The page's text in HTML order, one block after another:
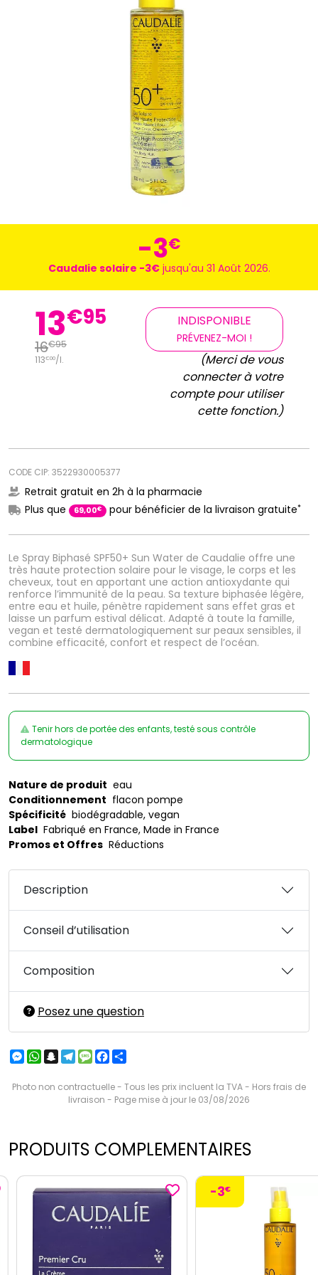
Le Spray Biphasé SPF50+ Sun Water de Caudalie offre une
très haute protection solaire pour le visage, le corps et les
cheveux, tout en apportant une action antioxydante qui
renforce l’immunité de la peau. Sa texture biphasée légère,
entre eau et huile, pénètre rapidement sans effet gras et
laisse un parfum estival délicat. Adapté à toute la famille,
vegan et testé dermatologiquement sur peaux sensibles, il
combine efficacité, confort et respect de l’océan.
-3€
Caudalie solaire -3€jusqu'au 31 Août 2026.
13€95
16€95
113€00/l.
INDISPONIBLE
PRÉVENEZ-MOI !
(Merci de vous
connecter à votre
compte pour utiliser
cette fonction.)
CODE CIP: 3522930005377
Retrait gratuit en 2h à la pharmacie
Plus que
69,00€ pour bénéficier de la livraison gratuite*
Tenir hors de portée des enfants, testé sous contrôle
dermatologique
Nature de produit eau
Conditionnement flacon pompe
Spécificité biodégradable, vegan
Label Fabriqué en France, Made in France
Promos et Offres Réductions
Description
Conseil d’utilisation
Composition
Posez une question
Messenger
WhatsApp
Snapchat
Telegram
MessageFacebook
Photo non contractuelle - Tous les prix incluent la TVA - Hors frais de
livraison - Page mise à jour le 03/08/2026
PRODUITS COMPLEMENTAIRES
-3€